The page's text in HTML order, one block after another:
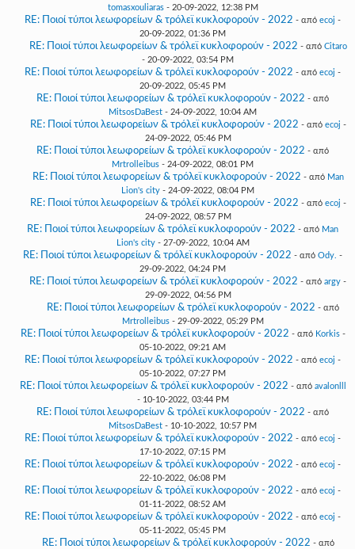
tomasxouliaras- 20-09-2022, 12:38 PM
RE: Ποιοί τύποι λεωφορείων & τρόλεϊ κυκλοφορούν - 2022 - από ecoj -
20-09-2022, 01:36 PM
RE: Ποιοί τύποι λεωφορείων & τρόλεϊ κυκλοφορούν - 2022 - από Citaro
- 20-09-2022, 03:54 PM
RE: Ποιοί τύποι λεωφορείων & τρόλεϊ κυκλοφορούν - 2022 - από ecoj -
20-09-2022, 05:45 PM
RE: Ποιοί τύποι λεωφορείων & τρόλεϊ κυκλοφορούν - 2022 - από
MitsosDaBest - 24-09-2022, 10:04 AM
RE: Ποιοί τύποι λεωφορείων & τρόλεϊ κυκλοφορούν - 2022 - από ecoj -
24-09-2022, 05:46 PM
RE: Ποιοί τύποι λεωφορείων & τρόλεϊ κυκλοφορούν - 2022 - από
Mrtrolleibus - 24-09-2022, 08:01 PM
RE: Ποιοί τύποι λεωφορείων & τρόλεϊ κυκλοφορούν - 2022 - από Man
Lion's city - 24-09-2022, 08:04 PM
RE: Ποιοί τύποι λεωφορείων & τρόλεϊ κυκλοφορούν - 2022 - από ecoj -
24-09-2022, 08:57 PM
RE: Ποιοί τύποι λεωφορείων & τρόλεϊ κυκλοφορούν - 2022 - από Man
Lion's city- 27-09-2022, 10:04 AM
RE: Ποιοί τύποι λεωφορείων & τρόλεϊ κυκλοφορούν - 2022 - από Ody. -
29-09-2022, 04:24 PM
RE: Ποιοί τύποι λεωφορείων & τρόλεϊ κυκλοφορούν - 2022 - από argy -
29-09-2022, 04:56 PM
RE: Ποιοί τύποι λεωφορείων & τρόλεϊ κυκλοφορούν - 2022 - από
Mrtrolleibus - 29-09-2022, 05:29 PM
RE: Ποιοί τύποι λεωφορείων & τρόλεϊ κυκλοφορούν - 2022 - από Korkis-
05-10-2022, 09:21 AM
RE: Ποιοί τύποι λεωφορείων & τρόλεϊ κυκλοφορούν - 2022 - από ecoj -
05-10-2022, 07:27 PM
RE: Ποιοί τύποι λεωφορείων & τρόλεϊ κυκλοφορούν - 2022 - από avalonlll
- 10-10-2022, 03:44 PM
RE: Ποιοί τύποι λεωφορείων & τρόλεϊ κυκλοφορούν - 2022 - από
MitsosDaBest - 10-10-2022, 10:57 PM
RE: Ποιοί τύποι λεωφορείων & τρόλεϊ κυκλοφορούν - 2022 - από ecoj -
17-10-2022, 07:15 PM
RE: Ποιοί τύποι λεωφορείων & τρόλεϊ κυκλοφορούν - 2022 - από ecoj -
22-10-2022, 06:08 PM
RE: Ποιοί τύποι λεωφορείων & τρόλεϊ κυκλοφορούν - 2022 - από ecoj -
01-11-2022, 08:52 AM
RE: Ποιοί τύποι λεωφορείων & τρόλεϊ κυκλοφορούν - 2022 - από ecoj -
05-11-2022, 05:45 PM
RE: Ποιοί τύποι λεωφορείων & τρόλεϊ κυκλοφορούν - 2022 - από